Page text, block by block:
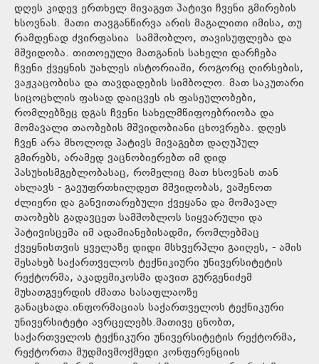
დღეს კიდევ ერთხელ მივაგეთ პატივი ჩვენი გმირების
ხსოვნას. მათი თავგანწირვა არის მაგალითი იმისა, თუ
რამდენად ძვირფასია სამშობლო, თავისუფლება და
მშვიდობა. თითოეული მათგანის სახელი დარჩება
ჩვენი ქვეყნის უახლეს ისტორიაში, როგორც ღირსების,
ვაჟკაცობისა და თავდადების სიმბოლო. მათ საკუთარი
სიცოცხლის ფასად დაიცვეს ის ფასეულობები,
რომლებზეც დგას ჩვენი სახელმწიფოებრიობა და
მომავალი თაობების მშვიდობიანი ცხოვრება. დღეს
ჩვენ არა მხოლოდ პატივს მივაგებთ დაღუპულ
გმირებს, არამედ ვაცნობიერებთ იმ დიდ
პასუხისმგებლობასაც, რომელიც მათ ხსოვნას თან
ახლავს - გავუფრთხილდეთ მშვიდობას, ვაშენოთ
ძლიერი და განვითარებული ქვეყანა და მომავალ
თაობებს გადავცეთ სამშობლოს სიყვარული და
პატივისცემა იმ ადამიანებისადმი, რომლებმაც
ქვეყნისთვის ყველაზე დიდი მსხვერპლი გაიღეს, - ამის
შესახებ საქართველოს ტექნიკიური უნივერსიტეტის
რექტორმა, აკადემიკოსმა დავით გურგენიძემ
მუხათგვერდის ძმათა სასაფლაოზე
განაცხადა.ინფორმაციას საქართველოს ტექნიკური
უნივერსიტეტი ავრცელებს.მათივე ცნობთ,
საქართველოს ტექნიკური უნივერსიტეტის რექტორმა,
რექტორთა მუდმივმოქმედი კონფერენციის